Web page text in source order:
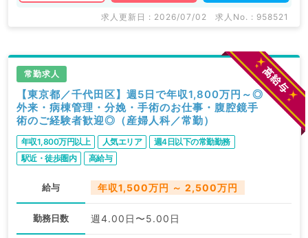
求人更新日 : 2026/07/02 求人No. : 958521
常勤求人
【東京都／千代田区】週5日で年収1,800万円～◎
外来・病棟管理・分娩・手術のお仕事・腹腔鏡手
術のご経験者歓迎◎（産婦人科／常勤）
年収1,800万円以上 人気エリア
週4日以下の常勤勤務
駅近・徒歩圏内
高給与
給与 年収1,500万円 ～ 2,500万円
勤務日数 週4.00日〜5.00日